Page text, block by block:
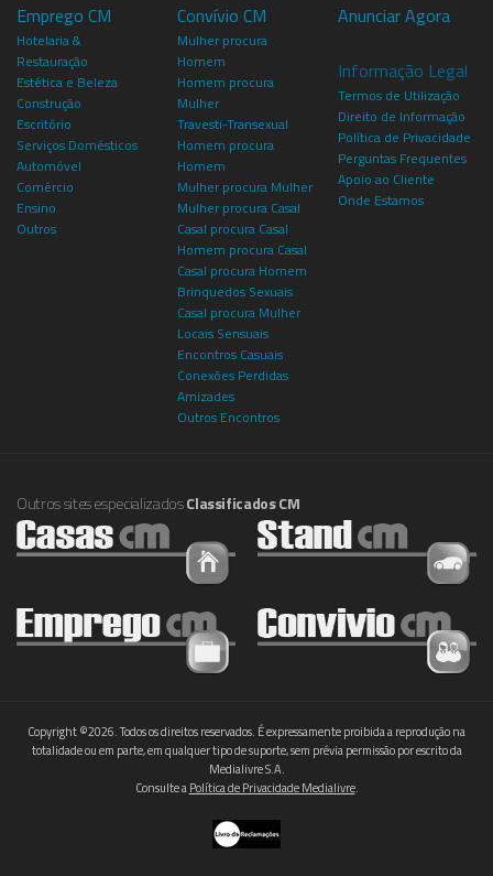
Emprego CM
Hotelaria &
Restauração
Estética e Beleza
Construção
Escritório
Serviços Domésticos
Automóvel
Comércio
Ensino
Outros
Convívio CM
Mulher procura
Homem
Homem procura
Mulher
Travesti-Transexual
Homem procura
Homem
Mulher procura Mulher
Mulher procura Casal
Casal procura Casal
Homem procura Casal
Casal procura Homem
Brinquedos Sexuais
Casal procura Mulher
Locais Sensuais
Encontros Casuais
Conexões Perdidas
Amizades
Outros Encontros
Anunciar Agora
Informação Legal
Termos de Utilização
Direito de Informação
Política de Privacidade
Perguntas Frequentes
Apoio ao Cliente
Onde Estamos
Outros sites especializadosClassificados CM
Copyright ©2026. Todos os direitos reservados. É expressamente proibida a reprodução na
totalidade ou em parte, em qualquer tipo de suporte, sem prévia permissão por escrito da
Medialivre S.A.
Consulte aPolítica de Privacidade Medialivre.